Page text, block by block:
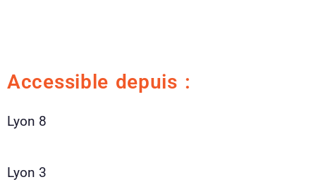
Accessible depuis :
Lyon 8
Lyon 3